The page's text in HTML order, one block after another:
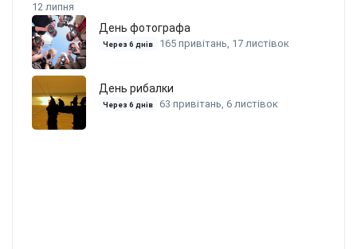
12 липня
День фотографа
Через 6 днів 165 привітань, 17 листівок
День рибалки
Через 6 днів 63 привітань, 6 листівок